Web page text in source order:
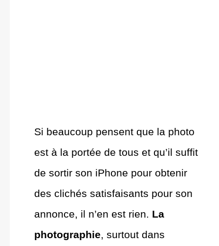
Si beaucoup pensent que la photo
est à la portée de tous et qu’il suffit
de sortir son iPhone pour obtenir
des clichés satisfaisants pour son
annonce, il n’en est rien. La
photographie, surtout dans